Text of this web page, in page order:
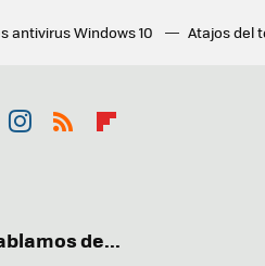
antivirus Windows 10 Atajos del
de...